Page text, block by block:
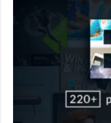
gaziantep